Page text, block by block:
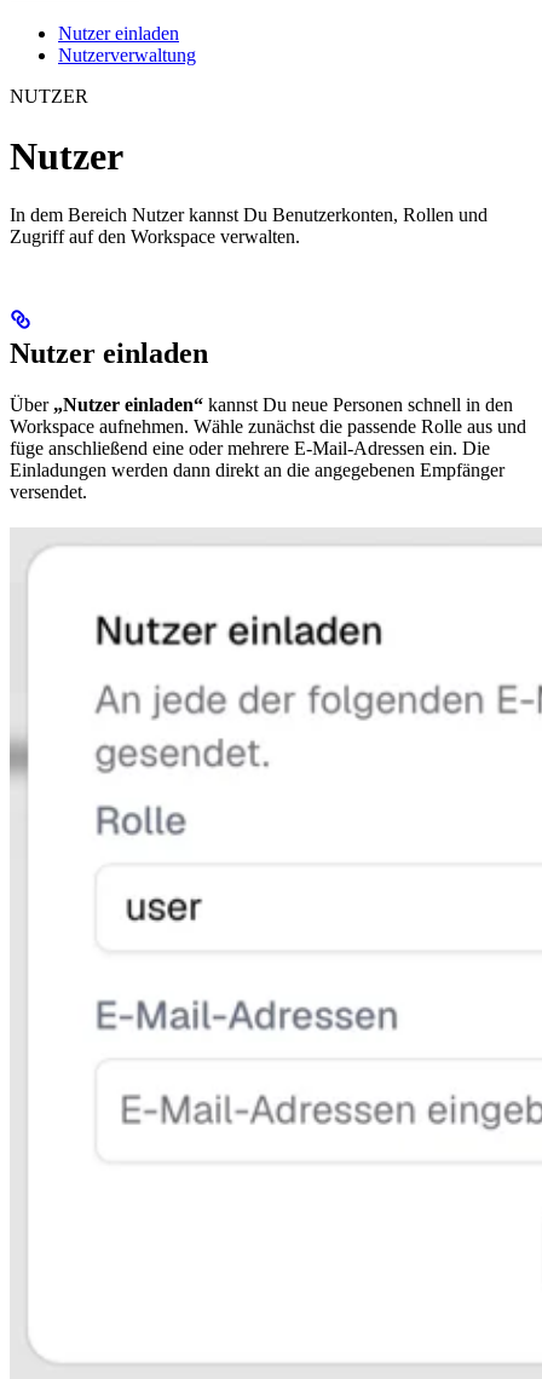
Nutzer einladen
Nutzerverwaltung
NUTZER
Nutzer
In dem Bereich Nutzer kannst Du Benutzerkonten, Rollen und
Zugriff auf den Workspace verwalten.
Nutzer einladen
Über „Nutzer einladen“ kannst Du neue Personen schnell in den
Workspace aufnehmen. Wähle zunächst die passende Rolle aus und
füge anschließend eine oder mehrere E-Mail-Adressen ein. Die
Einladungen werden dann direkt an die angegebenen Empfänger
versendet.